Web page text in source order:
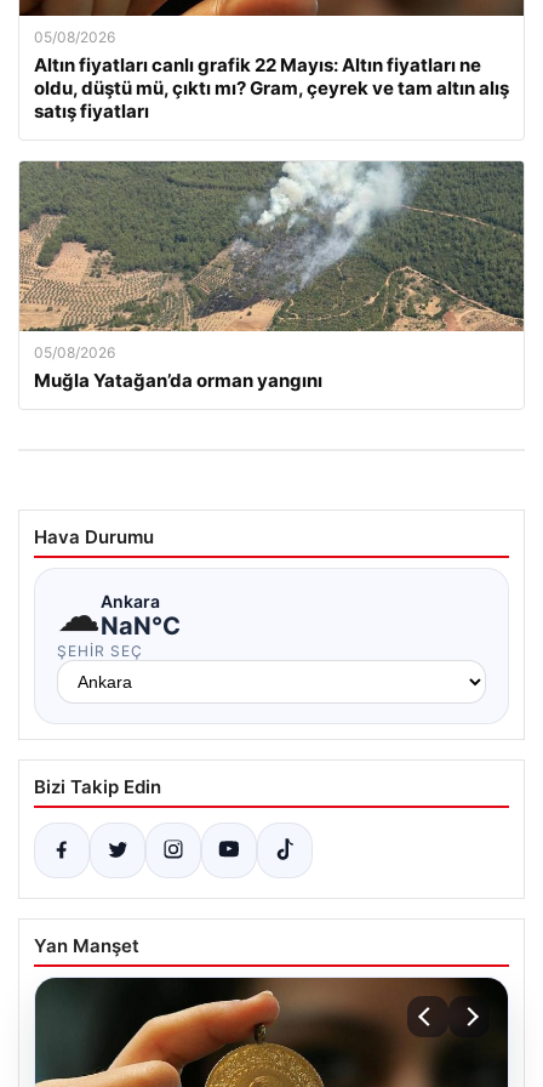
05/08/2026
Altın fiyatları canlı grafik 22 Mayıs: Altın fiyatları ne
oldu, düştü mü, çıktı mı? Gram, çeyrek ve tam altın alış
satış fiyatları
05/08/2026
Muğla Yatağan’da orman yangını
Hava Durumu
☁Ankara
NaN°C
ŞEHIR SEÇ
Bizi Takip Edin
Yan Manşet